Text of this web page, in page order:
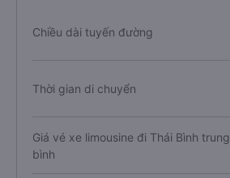
Chiều dài tuyến đường
Thời gian di chuyển
Giá vé xe limousine đi Thái Bình trung
bình